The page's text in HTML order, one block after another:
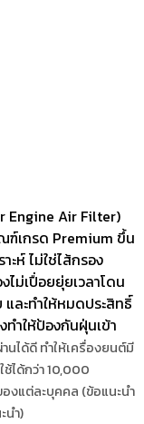
Engine Air Filter)
เกรด Premium ขึ้น
ะห์ ไม่ใช่ไส้กรอง
ไม่เปื่อยยุ่ยเวลาโดน
ละทำให้หมดประสิทธิ์
ทำให้ป้องกันฝุ่นเข้า
นได้ดี ทำให้เครื่องยนต์มี
ใช้ได้กว่า 10,000
งแต่ละบุคคล (ข้อแนะนำ
นำ)